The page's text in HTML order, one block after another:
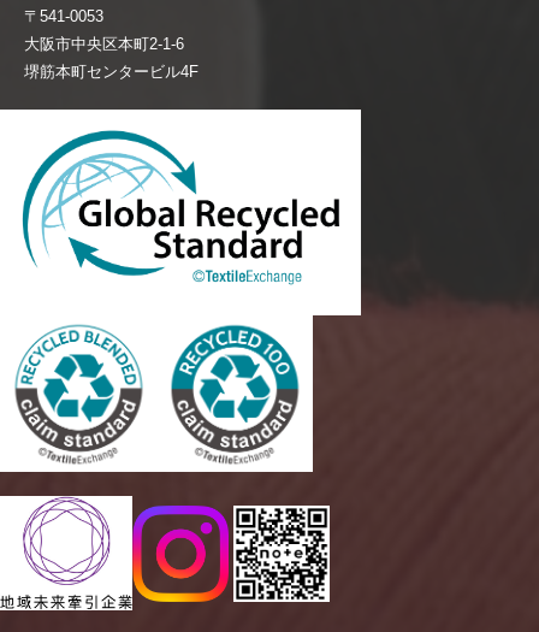
〒541-0053
大阪市中央区本町2-1-6
堺筋本町センタービル4F